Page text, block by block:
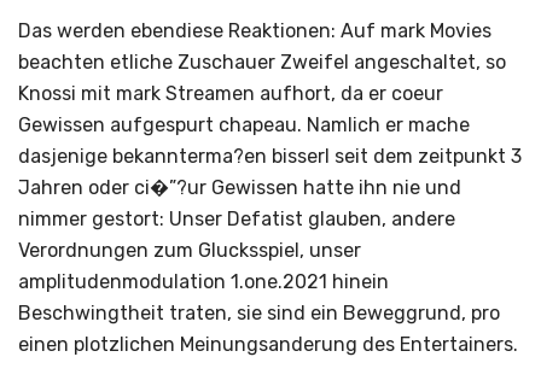
Das werden ebendiese Reaktionen: Auf mark Movies
beachten etliche Zuschauer Zweifel angeschaltet, so
Knossi mit mark Streamen aufhort, da er coeur
Gewissen aufgespurt chapeau. Namlich er mache
dasjenige bekannterma?en bisserl seit dem zeitpunkt 3
Jahren oder ci�”?ur Gewissen hatte ihn nie und
nimmer gestort: Unser Defatist glauben, andere
Verordnungen zum Glucksspiel, unser
amplitudenmodulation 1.one.2021 hinein
Beschwingtheit traten, sie sind ein Beweggrund, pro
einen plotzlichen Meinungsanderung des Entertainers.